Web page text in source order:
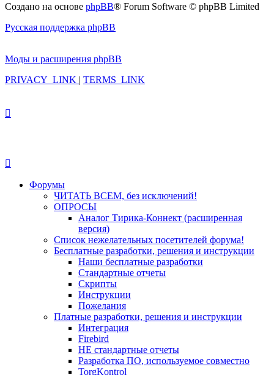
Создано на основе phpBB® Forum Software © phpBB Limited
Русская поддержка phpBB
Моды и расширения phpBB
PRIVACY_LINK | TERMS_LINK
Форумы
ЧИТАТЬ ВСЕМ, без исключений!
ОПРОСЫ
Аналог Тирика-Коннект (расширенная
версия)
Список нежелательных посетителей форума!
Бесплатные разработки, решения и инструкции
Наши бесплатные разработки
Стандартные отчеты
Скрипты
Инструкции
Пожелания
Платные разработки, решения и инструкции
Интеграция
Firebird
НЕ стандартные отчеты
Разработка ПО, используемое совместно
TorgKontrol